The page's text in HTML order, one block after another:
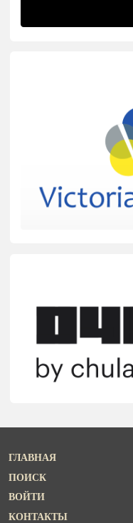
ГЛАВНАЯ
ПОИСК
ВОЙТИ
КОНТАКТЫ